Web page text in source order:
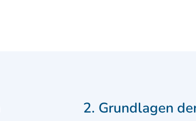
2. Grundlagen